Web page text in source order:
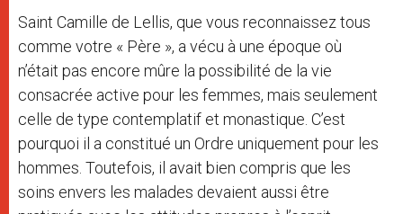
Saint Camille de Lellis, que vous reconnaissez tous
comme votre « Père », a vécu à une époque où
n’était pas encore mûre la possibilité de la vie
consacrée active pour les femmes, mais seulement
celle de type contemplatif et monastique. C’est
pourquoi il a constitué un Ordre uniquement pour les
hommes. Toutefois, il avait bien compris que les
soins envers les malades devaient aussi être